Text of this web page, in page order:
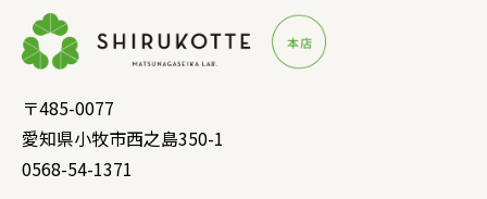
〒485-0077
愛知県小牧市西之島350-1
0568-54-1371